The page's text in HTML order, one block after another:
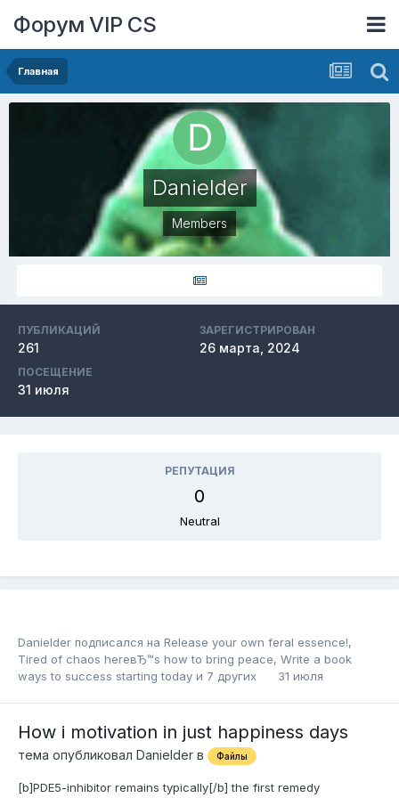
Форум VIP CS
Главная
Danielder
Members
ПУБЛИКАЦИЙ
261
ЗАРЕГИСТРИРОВАН
26 марта, 2024
ПОСЕЩЕНИЕ
31 июля
РЕПУТАЦИЯ
0
Neutral
Danielder подписался на Release your own feral essence!,
Tired of chaos hereвЂ™s how to bring peace, Write a book
ways to success starting today и 7 других 31 июля
How i motivation in just happiness days
тема опубликовал Danielder в Файлы
[b]PDE5-inhibitor remains typically[/b] the first remedy